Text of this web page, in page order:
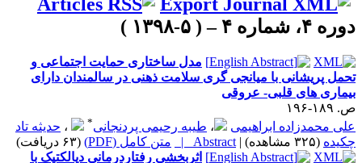
دوره ۴، شماره ۴ – ( ۵-۱۳۹۸ )
مدل ساختاری حمایت اجتماعی و
تحمل پریشانی با میانجی گری سلامت ذهنی در سالمندان دارای
بیماری های قلبی- عروقی
ص. ۱۸۹-۱۹۶
علی محمدزاده ابراهیمی
، طیبه رحیمی پردنجانی* ، حدیثه تاد
چکیده (۳۲۵ مشاهده) |
Abstract | متن کامل (PDF)
(۶۳ دریافت)
اثربخشی رفتاردرمانی دیالکتیک با